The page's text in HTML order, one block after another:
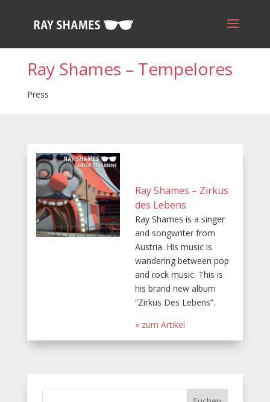
Ray Shames – Tempelores
Press
Ray Shames – Zirkus
des Lebens
Ray Shames is a singer
and songwriter from
Austria. His music is
wandering between pop
and rock music. This is
his brand new album
“Zirkus Des Lebens”.
» zum Artikel